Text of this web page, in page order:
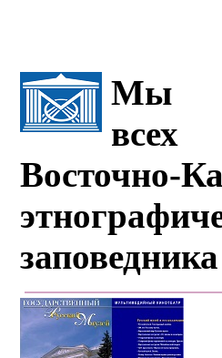
Мы
всех
Восточно-
заповедника